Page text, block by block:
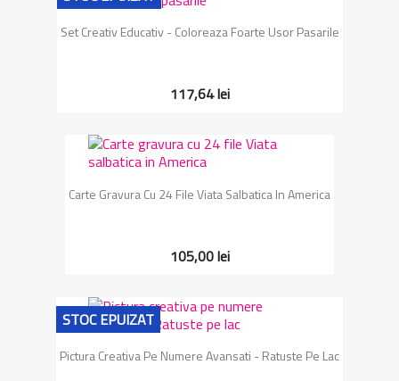
Set Creativ Educativ - Coloreaza Foarte Usor Pasarile
117,64 lei
Carte Gravura Cu 24 File Viata Salbatica In America
105,00 lei
Pictura Creativa Pe Numere Avansati - Ratuste Pe Lac
STOC EPUIZAT